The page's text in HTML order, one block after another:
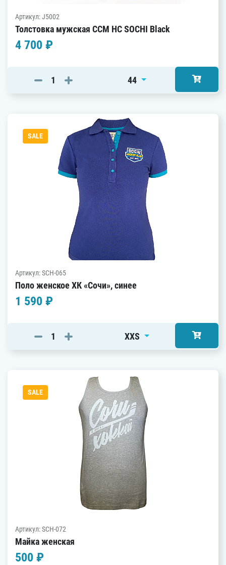
Артикул: J5002
Толстовка мужская CCM HC SOCHI Black
4 700 ₽
44
SALE
Артикул: SCH-065
Поло женское ХК «Сочи», синее
1 590 ₽
XXS
SALE
Артикул: SCH-072
Майка женская
500 ₽